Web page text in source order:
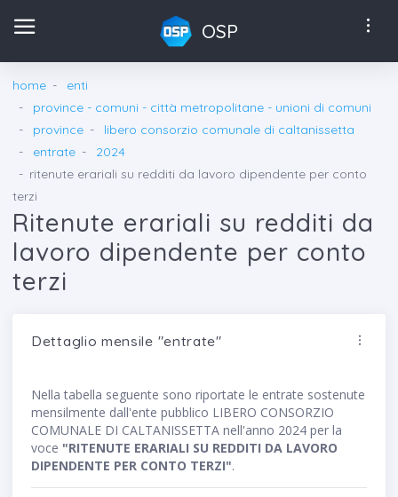
OSP
home
enti
province - comuni - città metropolitane - unioni di comuni
province
libero consorzio comunale di caltanissetta
entrate
2024
ritenute erariali su redditi da lavoro dipendente per conto
terzi
Ritenute erariali su redditi da
lavoro dipendente per conto
terzi
Dettaglio mensile "entrate"
Nella tabella seguente sono riportate le entrate sostenute
mensilmente dall'ente pubblico LIBERO CONSORZIO
COMUNALE DI CALTANISSETTA nell'anno 2024 per la
voce "RITENUTE ERARIALI SU REDDITI DA LAVORO
DIPENDENTE PER CONTO TERZI".